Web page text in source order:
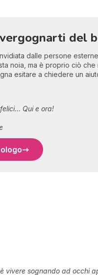
del
dalle persone
noia, ma è proprio ciò
esitare a chiedere un
Qui e ora!
vivere sognando ad occhi